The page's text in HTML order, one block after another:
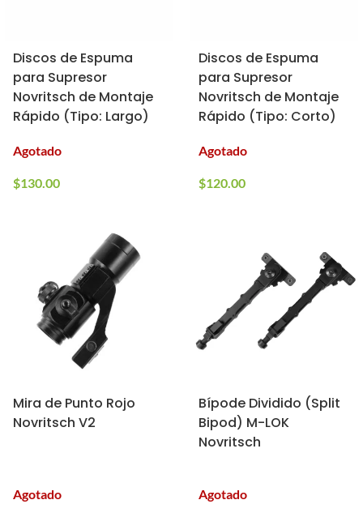
Discos de Espuma
para Supresor
Novritsch de Montaje
Rápido (Tipo: Largo)
Agotado
$130.00
Discos de Espuma
para Supresor
Novritsch de Montaje
Rápido (Tipo: Corto)
Agotado
$120.00
Mira de Punto Rojo
Novritsch V2
Agotado
Bípode Dividido (Split
Bipod) M-LOK
Novritsch
Agotado